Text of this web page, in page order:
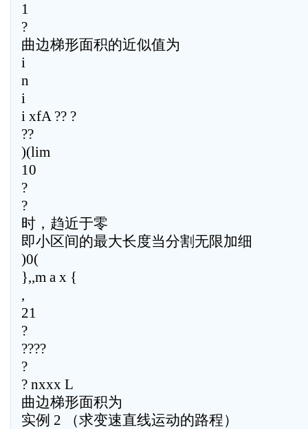
1
?
曲边梯形面积的近似值为
i
n
i
i xfA ?? ?
??
)(lim
10
?
?
时，趋近于零
即小区间的最大长度当分割无限加细
)0(
},,m a x {
,
21
?
????
?
? nxxx L
曲边梯形面积为
实例 2 （求变速直线运动的路程）